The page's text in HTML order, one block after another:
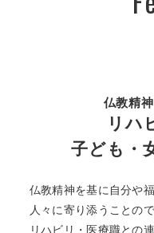
仏教精
リハ
子ども・
仏教精神を基に自分や
人々に寄り添うことの
リハビリ・医療職との